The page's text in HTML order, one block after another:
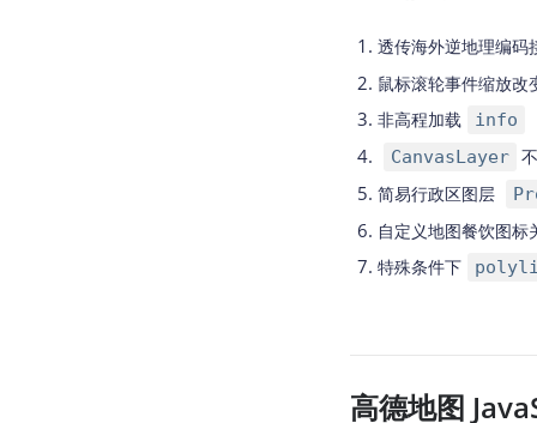
透传海外逆地理编码
鼠标滚轮事件缩放改
非高程加载
info
CanvasLayer
简易行政区图层
自定义地图餐饮图标
特殊条件下
高德地图